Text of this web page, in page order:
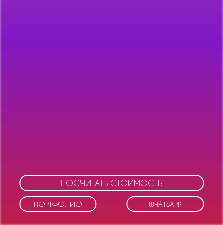
ПОСЧИТАТЬ СТОИМОСТЬ
ПОРТФОЛИО WHATSAPP